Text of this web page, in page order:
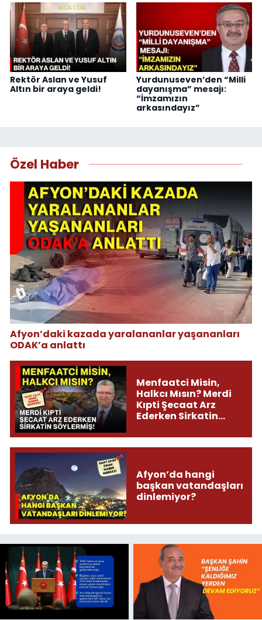
Rektör Aslan ve Yusuf
Altın bir araya geldi!
Yurdunuseven’den “Milli
dayanışma” mesajı:
“İmzamızın
arkasındayız”
Özel Haber
Afyon’daki kazada yaralananlar yaşananları
ODAK’a anlattı
Menfaatci Misin,
Halkcı Mısın? Merdi
Kıpti Şecaat Arz
Ederken Sirkatin
Afyon’da hangi
başkan vatandaşları
dinlemiyor?